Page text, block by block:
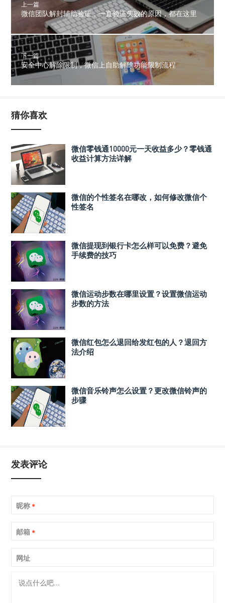
上一篇
微信团队解封辅助验证，一直验证失败的原因，都在这里
下一篇
安全中心解除限制，微信上自助解除功能限制流程
猜你喜欢
微信零钱通10000元一天收益多少？零钱通
收益计算方法详解
微信的个性签名在哪改，如何修改微信个
性签名
微信提现到银行卡怎么样可以免费？避免
手续费的技巧
微信运动步数在哪里设置？设置微信运动
步数的方法
微信红包怎么退回给发红包的人？退回方
法介绍
微信音乐铃声怎么设置？更改微信铃声的
步骤
发表评论
昵称 *
邮箱 *
网址